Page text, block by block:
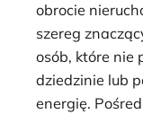
obrocie
szereg
osób, które nie
dziedzinie lub
energię.